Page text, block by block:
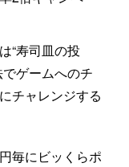
“寿司皿の投
ゲームへのチ
チャレンジする
毎にビッくらポ